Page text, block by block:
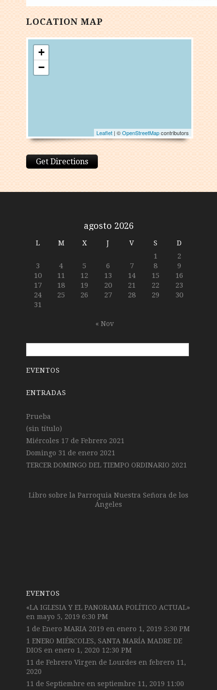
LOCATION MAP
+
−
Leaflet| ©OpenStreetMapcontributors
Get Directions
agosto 2026
L M X J V S D
1
2
3
4 5 6 7 8
9
10
11 12 13 14 15
16
17
18 19 20 21 22
23
24
25 26 27 28 29
30
31
« Nov
EVENTOS
ENTRADAS
Prueba
(sin título)
Miércoles 17 de Febrero 2021
Domingo 31 de enero 2021
TERCER DOMINGO DEL TIEMPO ORDINARIO 2021
Libro sobre la Parroquia Nuestra Señora de los
Ángeles
EVENTOS
«LA IGLESIA Y EL PANORAMA POLÍTICO ACTUAL»
en mayo 5, 2019 6:30 PM
1 de Enero MARIA 2019 en enero 1, 2019 5:30 PM
1 ENERO MIÉRCOLES, SANTA MARÍA MADRE DE
DIOS en enero 1, 2020 12:30 PM
11 de Febrero Virgen de Lourdes en febrero 11,
2020
11 de Septiembre en septiembre 11, 2019 11:00